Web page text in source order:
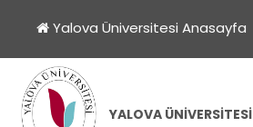
Yalova Üniversitesi Anasayfa
YALOVA ÜNIVERSITESI